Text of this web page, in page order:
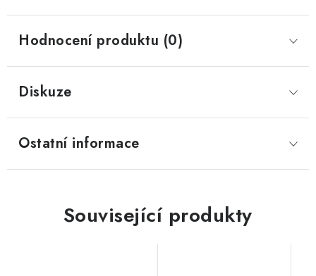
Hodnocení produktu (0)
Diskuze
Ostatní informace
Související produkty